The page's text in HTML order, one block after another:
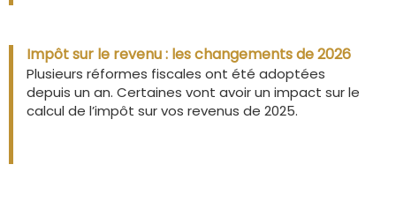
Impôt sur le revenu : les changements de 2026
Plusieurs réformes fiscales ont été adoptées
depuis un an. Certaines vont avoir un impact sur le
calcul de l’impôt sur vos revenus de 2025.